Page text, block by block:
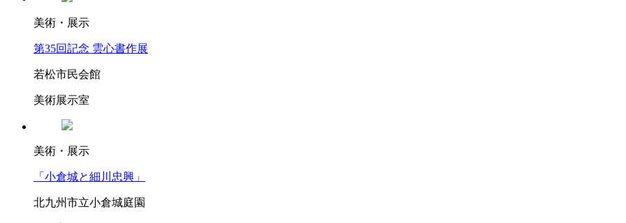
美術・展示
第35回記念 雲心書作展
若松市民会館
美術展示室
美術・展示
「小倉城と細川忠興」
北九州市立小倉城庭園